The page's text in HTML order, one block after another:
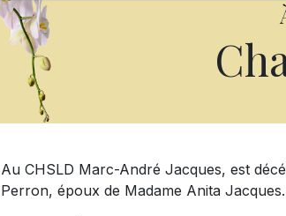
Au CHSLD Marc-André Jacques, est
Perron, époux de Madame Anita Jacques.